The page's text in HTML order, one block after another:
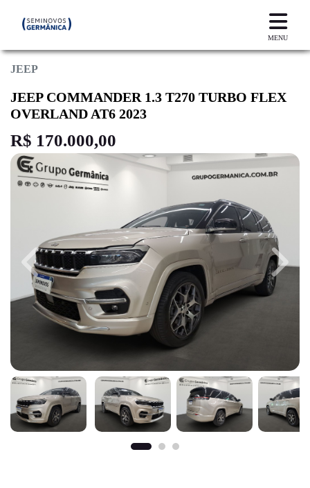
MENU
JEEP
JEEP COMMANDER 1.3 T270 TURBO FLEX
OVERLAND AT6 2023
R$ 170.000,00
Previous Next